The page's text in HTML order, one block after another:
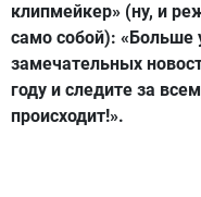
клипмейкер» (ну, и
само собой): «Больше
замечательных
году и следите за
происходит!».